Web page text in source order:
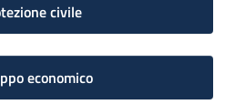
civile
economico